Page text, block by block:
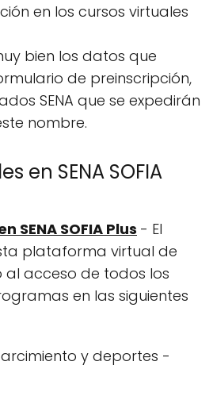
en los cursos virtuales
bien los datos que
de preinscripción,
SENA que se expedirán
nombre.
en SENA SOFIA
SENA SOFIA Plus - El
plataforma virtual de
al acceso de todos los
en las siguientes
y deportes -